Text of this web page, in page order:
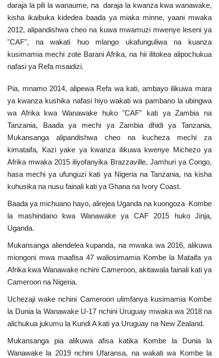
Washiriki
Video
Maonyesho
Wadhamini
Language
Swahili español
French Arabic
daraja la pili la wanaume, na daraja la kwanza kwa wanawake,
kisha ikaibuka kidedea baada ya miaka minne, yaani mwaka
2012, alipandishwa cheo na kuwa mwamuzi mwenye leseni ya
"CAF", na wakati huo mlango ukafunguliwa na kuanza
kusimamia mechi zote Barani Afrika, na hii ilitokea alipochukua
nafasi ya Refa msaidizi.
Pia, mnamo 2014, alipewa Refa wa kati, ambayo ilikuwa mara
ya kwanza kushika nafasi hiyo wakati wa pambano la ubingwa
wa Afrika kwa Wanawake huko "CAF" kati ya Zambia na
Tanzania, Baada ya mechi ya Zambia dhidi ya Tanzania,
Mukansanga alipandishwa cheo na kucheza mechi za
kimataifa, Kazi yake ya kwanza ilikuwa kwenye Michezo ya
Afrika mwaka 2015 iliyofanyika Brazzaville, Jamhuri ya Congo,
hasa mechi ya ufunguzi kati ya Nigeria na Tanzania, na kisha
kuhusika na nusu fainali kati ya Ghana na Ivory Coast.
Baada ya michuano hayo, alirejea Uganda na kuongoza Kombe
la mashindano kwa Wanawake ya CAF 2015 huko Jinja,
Uganda.
Mukansanga aliendelea kupanda, na mwaka wa 2016, alikuwa
miongoni mwa maafisa 47 waliosimamia Kombe la Mataifa ya
Afrika kwa Wanawake nchini Cameroon, akitawala fainali kati ya
Cameroon na Nigeria.
Uchezaji wake nchini Cameroon ulimfanya kusimamia Kombe
la Dunia la Wanawake U-17 nchini Uruguay mwaka wa 2018 na
alichukua jukumu la Kundi A kati ya Uruguay na New Zealand.
Mukansanga pia alikuwa afisa katika Kombe la Dunia la
Wanawake la 2019 nchini Ufaransa, na wakati wa Kombe la